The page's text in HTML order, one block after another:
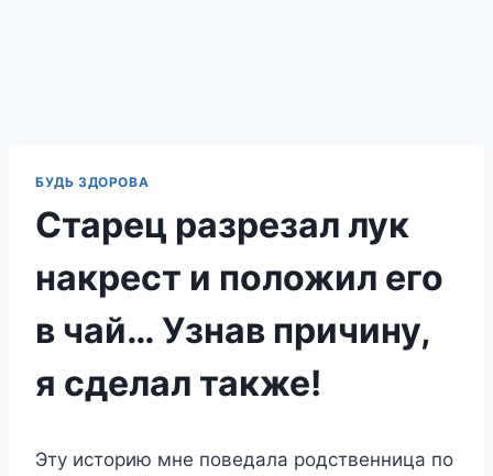
БУДЬ ЗДОРОВА
Старец разрезал лук
накрест и положил его
в чай… Узнав причину,
я сделал также!
Эту историю мне поведала родственница по